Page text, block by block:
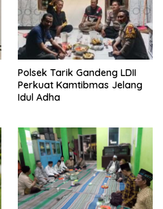
Polsek Tarik Gandeng LDII
Perkuat Kamtibmas Jelang
Idul Adha